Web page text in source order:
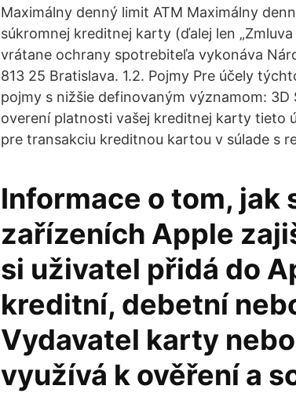
Maximálny denný limit ATM Maximálny
súkromnej kreditnej karty (ďalej len
vrátane ochrany spotrebiteľa vykonáva
813 25 Bratislava. 1.2. Pojmy Pre účely
pojmy s nižšie definovaným významom: 3D
overení platnosti vašej kreditnej karty tieto
pre transakciu kreditnou kartou v súlade s
Informace o tom, jak
zařízeních Apple
si uživatel přidá do
kreditní, debetní
Vydavatel karty
využívá k ověření a